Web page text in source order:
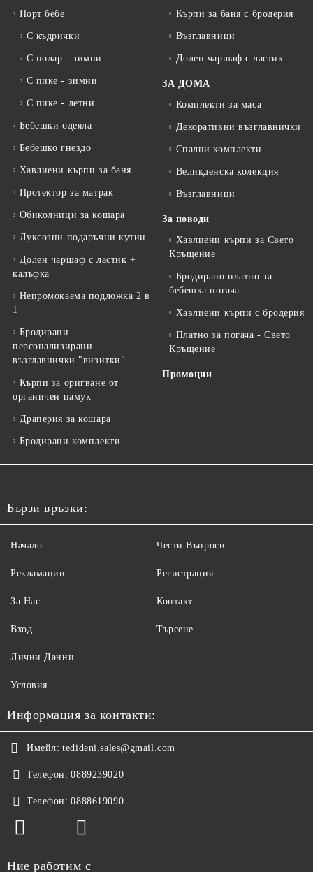
Порт бебе
С къдрички
С полар - зимни
С пике - зимни
С пике - летни
Бебешки одеяла
Бебешко гнездо
Хавлиени кърпи за баня
Протектор за матрак
Обиколници за кошара
Луксозни подаръчни кутии
Долен чаршаф с ластик +
калъфка
Непромокаема подложка 2 в
1
Бродирани
персонализирани
възглавнички "визитки"
Кърпи за оригване от
органичен памук
Драперия за кошара
Бродирани комплекти
Кърпи за баня с бродерия
Възглавници
Долен чаршаф с ластик
ЗА ДОМА
Комплекти за маса
Декоративни възглавнички
Спални комплекти
Великденска колекция
Възглавници
За поводи
Хавлиени кърпи за Свето
Кръщение
Бродирано платно за
бебешка погача
Хавлиени кърпи с бродерия
Платно за погача - Свето
Кръщение
Промоции
Бързи връзки:
Начало
Рекламации
За Нас
Вход
Чести Въпроси
Регистрация
Контакт
Търсене
Лични Данни
Условия
Информация за контакти:
Имейл: tedideni.sales@gmail.com
Телефон: 0889239020
Телефон: 0888619090
Ние работим с